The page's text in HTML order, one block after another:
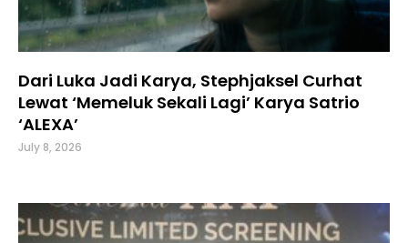
Dari Luka Jadi Karya, Stephjaksel Curhat
Lewat ‘Memeluk Sekali Lagi’ Karya Satrio
‘ALEXA’
July 8, 2026